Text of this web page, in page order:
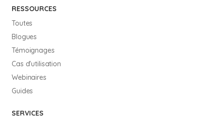
RESSOURCES
Toutes
Blogues
Témoignages
Cas d'utilisation
Webinaires
Guides
SERVICES